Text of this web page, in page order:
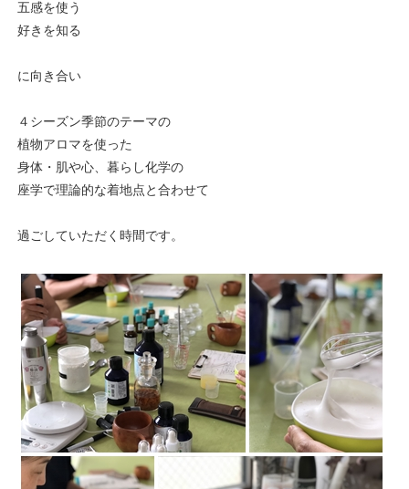
五感を使う
好きを知る
に向き合い
４シーズン季節のテーマの
植物アロマを使った
身体・肌や心、暮らし化学の
座学で理論的な着地点と合わせて
過ごしていただく時間です。